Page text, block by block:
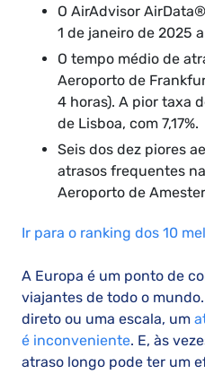
O AirAdvisor
1 de janeiro de 2025
O tempo médio de
Aeroporto de
4 horas). A pior taxa
de Lisboa, com 7,17%.
Seis dos dez piores
atrasos frequentes
Aeroporto de
Ir para o ranking dos 10
A Europa é um ponto de
viajantes de todo o
direto ou uma escala, um
é inconveniente. E, às
atraso longo pode ter um